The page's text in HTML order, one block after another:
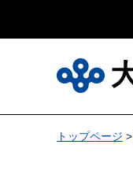
トップページ >